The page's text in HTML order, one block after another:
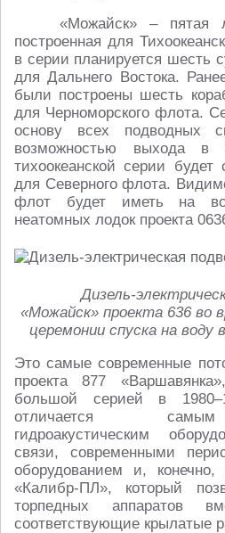
«Можайск» – пятая
построенная для
в серии планируется шесть
для Дальнего Востока.
были построены шесть
для Черноморского флота.
основу всех подводных
возможностью выхода в
тихоокеанской серии будет
для Северного флота.
флот будет иметь на
неатомных лодок проекта
Дизель-
«Можайск» проекта 636 во
церемонии спуска на
Это самые современные
проекта 877
большой серией в
отличается
гидроакустическим
связи, современными
оборудованием и, конечно,
«Калибр-ПЛ», который
торпедных аппаратов
соответствующие крылатые